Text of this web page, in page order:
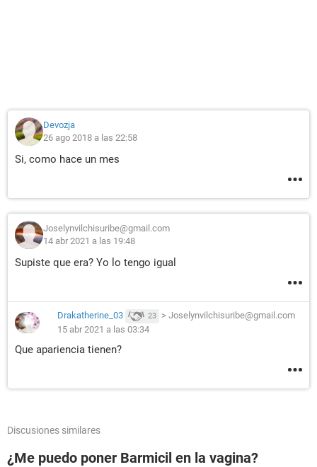
Devozja
26 ago 2018 a las 22:58
Si, como hace un mes
Joselynvilchisuribe@gmail.com
14 abr 2021 a las 19:48
Supiste que era? Yo lo tengo igual
Drakatherine_03 23 > Joselynvilchisuribe@gmail.com
15 abr 2021 a las 03:34
Que apariencia tienen?
Discusiones similares
¿Me puedo poner Barmicil en la vagina?